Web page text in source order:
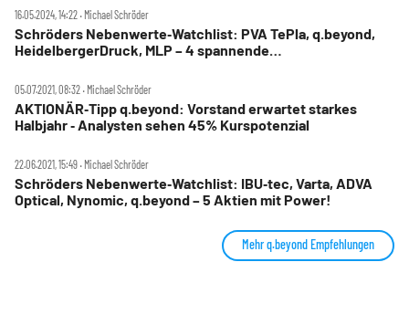
16.05.2024, 14:22 ‧ Michael Schröder
Schröders Nebenwerte‑Watchlist: PVA TePla, q.beyond,
HeidelbergerDruck, MLP – 4 spannende
05.07.2021, 08:32 ‧ Michael Schröder
AKTIONÄR‑Tipp q.beyond: Vorstand erwartet starkes
Halbjahr ‑ Analysten sehen 45% Kurspotenzial
22.06.2021, 15:49 ‧ Michael Schröder
Schröders Nebenwerte‑Watchlist: IBU‑tec, Varta, ADVA
Optical, Nynomic, q.beyond – 5 Aktien mit Power!
Mehr q.beyond Empfehlungen